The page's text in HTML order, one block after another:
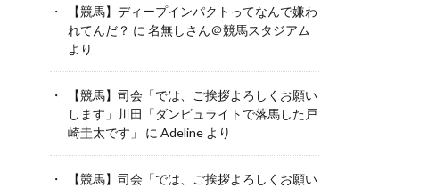
【競馬】ディープインパクトってなんで嫌わ
れてんだ？ に 名無しさん＠競馬スタジアム
より
【競馬】司会「では、ご挨拶よろしくお願い
します」川田「ダンビュライトで落馬した戸
崎圭太です」
に Adelineより
【競馬】司会「では、ご挨拶よろしくお願い